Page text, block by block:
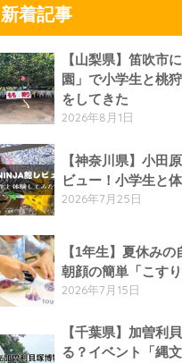
新着記事
【山梨県】笛吹市
園」で小学生と桃
をしてきた
2026年8月1日
【神奈川県】小田
ビュー！小学生と
2026年7月25日
【1年生】夏休みの
朝顔の簡単「こす
2026年7月15日
【千葉県】加曽利
る？イベント「縄